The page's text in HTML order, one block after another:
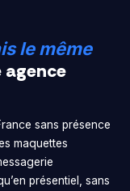
le même
agence
sans présence
maquettes
présentiel, sans